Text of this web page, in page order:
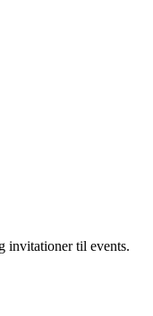
invitationer til events.